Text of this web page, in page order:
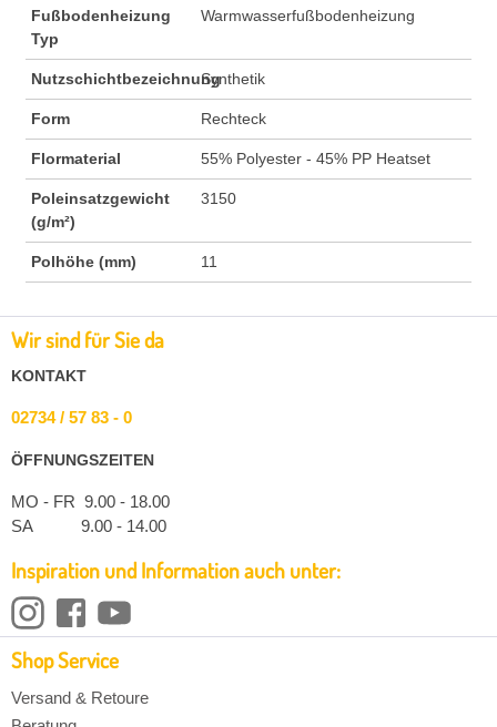
Fußbodenheizung
Typ
Warmwasserfußbodenheizung
NutzschichtbezeichnungSynthetik
Form Rechteck
Flormaterial 55% Polyester - 45% PP Heatset
Poleinsatzgewicht
(g/m²)
3150
Polhöhe (mm) 11
Wir sind für Sie da
KONTAKT
02734 / 57 83 - 0
ÖFFNUNGSZEITEN
MO - FR 9.00 - 18.00
SA 9.00 - 14.00
Inspiration und Information auch unter:
Shop Service
Versand & Retoure